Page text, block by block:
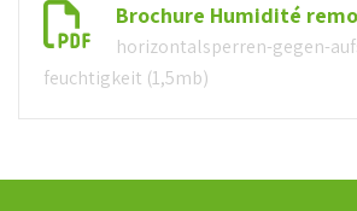
Brochure Humidité
horizontalsperren-gegen-
feuchtigkeit (1,5mb)